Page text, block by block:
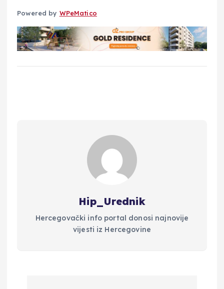
Powered by WPeMatico
Hip_Urednik
Hercegovački info portal donosi najnovije
vijesti iz Hercegovine